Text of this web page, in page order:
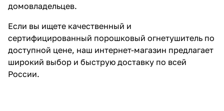
домовладельцев.
Если вы ищете качественный и
сертифицированный порошковый огнетушитель по
доступной цене, наш интернет-магазин предлагает
широкий выбор и быструю доставку по всей
России.